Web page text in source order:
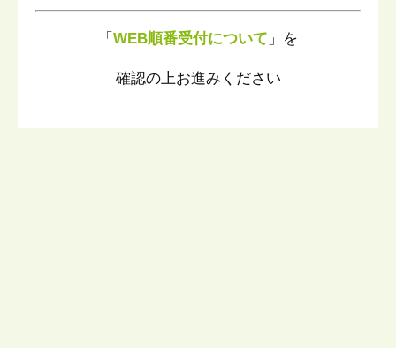
「 WEB順番受付について 」を
確認の上お進みください